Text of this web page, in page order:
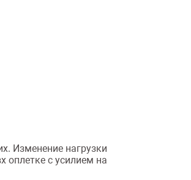
Изменение нагрузки
оплетке с усилием на